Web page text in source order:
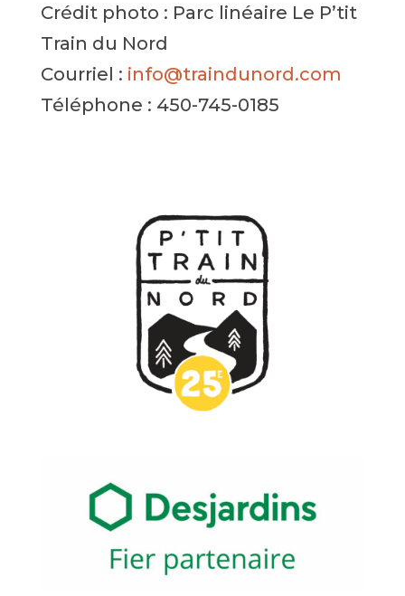
Crédit photo : Parc linéaire Le P’tit
Train du Nord
Courriel : info@traindunord.com
Téléphone : 450-745-0185